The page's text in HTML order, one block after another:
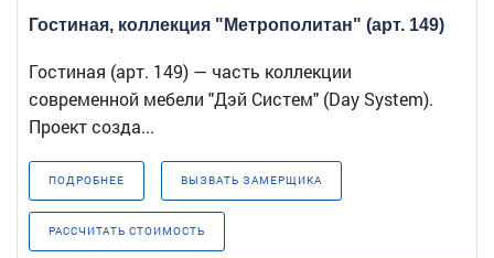
Гостиная, коллекция "Метрополитан" (арт. 149)
Гостиная (арт. 149) — часть коллекции
современной мебели "Дэй Систем" (Day System).
Проект созда...
ПОДРОБНЕЕ ВЫЗВАТЬ ЗАМЕРЩИКА
РАССЧИТАТЬ СТОИМОСТЬ